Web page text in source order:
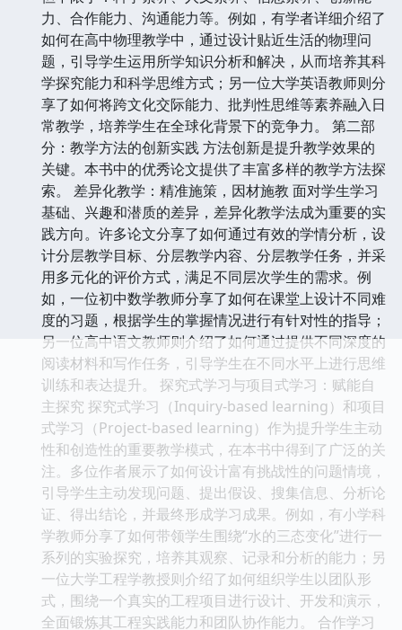
力、合作能力、沟通能力等。例如，有学者详细介绍了
如何在高中物理教学中，通过设计贴近生活的物理问
题，引导学生运用所学知识分析和解决，从而培养其科
学探究能力和科学思维方式；另一位大学英语教师则分
享了如何将跨文化交际能力、批判性思维等素养融入日
常教学，培养学生在全球化背景下的竞争力。 第二部
分：教学方法的创新实践 方法创新是提升教学效果的
关键。本书中的优秀论文提供了丰富多样的教学方法探
索。 差异化教学：精准施策，因材施教 面对学生学习
基础、兴趣和潜质的差异，差异化教学法成为重要的实
践方向。许多论文分享了如何通过有效的学情分析，设
计分层教学目标、分层教学内容、分层教学任务，并采
用多元化的评价方式，满足不同层次学生的需求。例
如，一位初中数学教师分享了如何在课堂上设计不同难
度的习题，根据学生的掌握情况进行有针对性的指导；
另一位高中语文教师则介绍了如何通过提供不同深度的
阅读材料和写作任务，引导学生在不同水平上进行思维
训练和表达提升。 探究式学习与项目式学习：赋能自
主探究 探究式学习（Inquiry-based learning）和项目
式学习（Project-based learning）作为提升学生主动
性和创造性的重要教学模式，在本书中得到了广泛的关
注。多位作者展示了如何设计富有挑战性的问题情境，
引导学生主动发现问题、提出假设、搜集信息、分析论
证、得出结论，并最终形成学习成果。例如，有小学科
学教师分享了如何带领学生围绕“水的三态变化”进行一
系列的实验探究，培养其观察、记录和分析的能力；另
一位大学工程学教授则介绍了如何组织学生以团队形
式，围绕一个真实的工程项目进行设计、开发和演示，
全面锻炼其工程实践能力和团队协作能力。 合作学习